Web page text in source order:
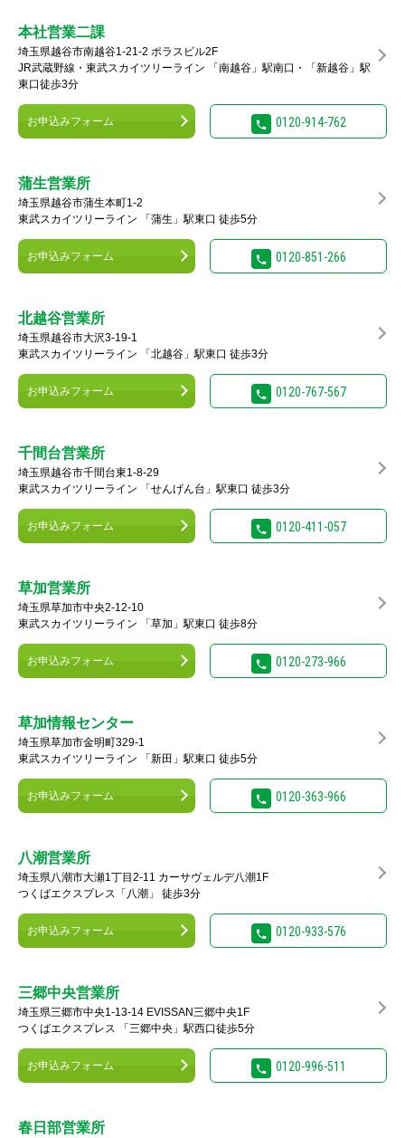
本社営業二課
埼玉県越谷市南越谷1-21-2 ポラスビル2F
JR武蔵野線・東武スカイツリーライン 「南越谷」駅南口・「新越谷」駅
東口徒歩3分
お申込みフォーム 0120-914-762
蒲生営業所
埼玉県越谷市蒲生本町1-2
東武スカイツリーライン 「蒲生」駅東口 徒歩5分
お申込みフォーム 0120-851-266
北越谷営業所
埼玉県越谷市大沢3-19-1
東武スカイツリーライン 「北越谷」駅東口 徒歩3分
お申込みフォーム 0120-767-567
千間台営業所
埼玉県越谷市千間台東1-8-29
東武スカイツリーライン 「せんげん台」駅東口 徒歩3分
お申込みフォーム 0120-411-057
草加営業所
埼玉県草加市中央2-12-10
東武スカイツリーライン 「草加」駅東口 徒歩8分
お申込みフォーム 0120-273-966
草加情報センター
埼玉県草加市金明町329-1
東武スカイツリーライン 「新田」駅東口 徒歩5分
お申込みフォーム 0120-363-966
八潮営業所
埼玉県八潮市大瀬1丁目2-11 カーサヴェルデ八潮1F
つくばエクスプレス「八潮」 徒歩3分
お申込みフォーム 0120-933-576
三郷中央営業所
埼玉県三郷市中央1-13-14 EVISSAN三郷中央1F
つくばエクスプレス 「三郷中央」駅西口徒歩5分
お申込みフォーム 0120-996-511
春日部営業所